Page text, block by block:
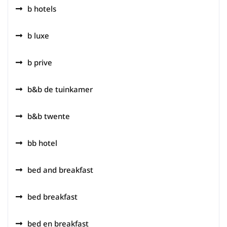
b hotels
b luxe
b prive
b&b de tuinkamer
b&b twente
bb hotel
bed and breakfast
bed breakfast
bed en breakfast